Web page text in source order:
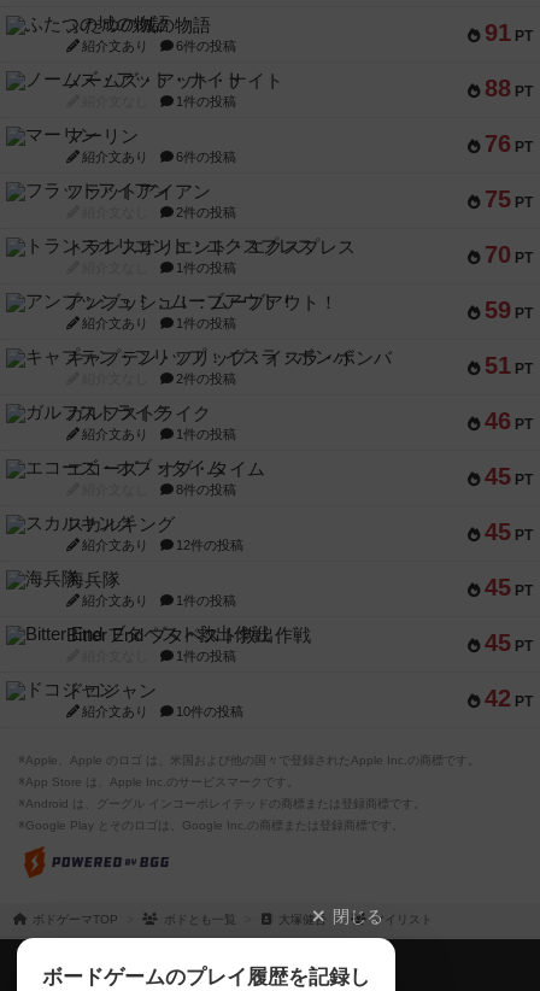
91 PT
ふたつの城の物語
紹介文あり 6件の投稿
88 PT
ノームズ・アット・ナイト
1件の投稿
76 PT
マーリン
紹介文あり 6件の投稿
75 PT
フラットアイアン
2件の投稿
70 PT
トランスオリエント・エクスプレス
1件の投稿
59 PT
アンブッシュ！：ムーブアウト！
紹介文あり 1件の投稿
51 PT
キャプテン・フリップ：イスラ・ボンバ
2件の投稿
46 PT
ガルフストライク
紹介文あり 1件の投稿
45 PT
エコーズ・オブ・タイム
8件の投稿
45 PT
スカルキング
紹介文あり 12件の投稿
45 PT
海兵隊
紹介文あり 1件の投稿
45 PT
Bitter End ブタペスト救出作戦
1件の投稿
42 PT
ドコジャン
紹介文あり 10件の投稿
※Apple、Apple のロゴ は、米国および他の国々で登録されたApple Inc.の商標です。
※App Store は、Apple Inc.のサービスマークです。
※Android は、グーグル インコーポレイテッドの商標または登録商標です。
※Google Play とそのロゴは、Google Inc.の商標または登録商標です。
ボドゲーマTOP ボドとも一覧 大塚健吾 マイリスト
閉じる
ボードゲームのプレイ履歴を記録し
ボドゲーマTOP